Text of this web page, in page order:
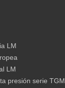
LM
LM
presión serie TGM